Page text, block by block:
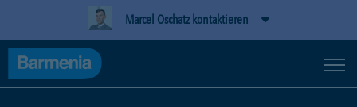
Marcel Oschatz kontaktieren